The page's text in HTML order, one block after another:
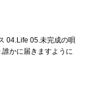
04.Life 05.未完成の唄
かに届きますように